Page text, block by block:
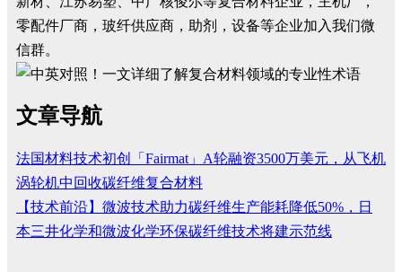
零配件厂商，玻纤供应商，助剂，设备等企业加入我们微
信群。
文章导航
法国材料技术初创「Fairmat」A轮融资3500万美元，从飞机
涡轮机中回收碳纤维复合材料
【技术前沿】微波技术助力碳纤维生产能耗降低50%，日
本三井化学和微波化学环保碳纤维技术将建示范线